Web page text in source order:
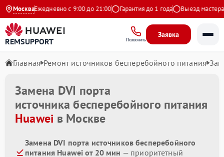
МоскваЕжедневно с 9:00 до 21:00 Гарантия до 1 года Выезд мастера
REMSUPPORT Позвонить
Заявка
Главная Ремонт источников бесперебойного питания
Замена DVI порта
источника бесперебойного питания
Huawei в Москве
Замена DVI порта источников бесперебойного
питания Huawei от 20 мин — приоритетный